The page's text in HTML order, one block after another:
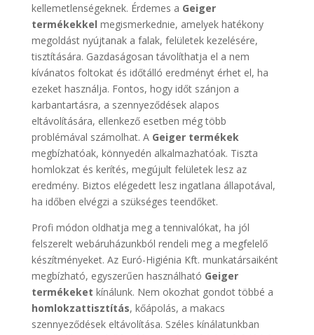
kellemetlenségeknek. Érdemes a Geiger
termékekkel megismerkednie, amelyek hatékony
megoldást nyújtanak a falak, felületek kezelésére,
tisztítására. Gazdaságosan távolíthatja el a nem
kívánatos foltokat és időtálló eredményt érhet el, ha
ezeket használja. Fontos, hogy időt szánjon a
karbantartásra, a szennyeződések alapos
eltávolítására, ellenkező esetben még több
problémával számolhat. A Geiger termékek
megbízhatóak, könnyedén alkalmazhatóak. Tiszta
homlokzat és kerítés, megújult felületek lesz az
eredmény. Biztos elégedett lesz ingatlana állapotával,
ha időben elvégzi a szükséges teendőket.
Profi módon oldhatja meg a tennivalókat, ha jól
felszerelt webáruházunkból rendeli meg a megfelelő
készítményeket. Az Euró-Higiénia Kft. munkatársaiként
megbízható, egyszerűen használható Geiger
termékeket kínálunk. Nem okozhat gondot többé a
homlokzattisztítás, kőápolás, a makacs
szennyeződések eltávolítása. Széles kínálatunkban